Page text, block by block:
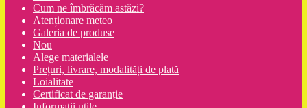
Cum ne îmbrăcăm astăzi?
Atenționare meteo
Galeria de produse
Nou
Alege materialele
Prețuri, livrare, modalități de plată
Loialitate
Certificat de garanție